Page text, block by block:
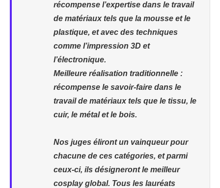
récompense l’expertise dans le travail
de matériaux tels que la mousse et le
plastique, et avec des techniques
comme l’impression 3D et
l’électronique.
Meilleure réalisation traditionnelle :
récompense le savoir-faire dans le
travail de matériaux tels que le tissu, le
cuir, le métal et le bois.
Nos juges éliront un vainqueur pour
chacune de ces catégories, et parmi
ceux-ci, ils désigneront le meilleur
cosplay global. Tous les lauréats